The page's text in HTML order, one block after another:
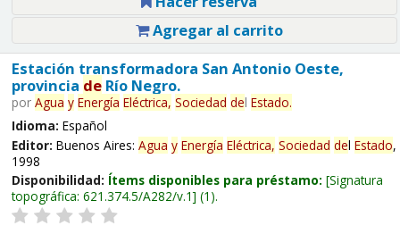
Agregar al carrito
Estación transformadora San Antonio Oeste,
provincia deRío Negro.
por Agua y Energía Eléctrica, Sociedad del Estado.
Idioma: Español
Editor: Buenos Aires: Agua y Energía Eléctrica, Sociedad del Estado,
1998
Disponibilidad: Ítems disponibles para préstamo: Signatura
topográfica: 621.374.5/A282/v.1 (1).